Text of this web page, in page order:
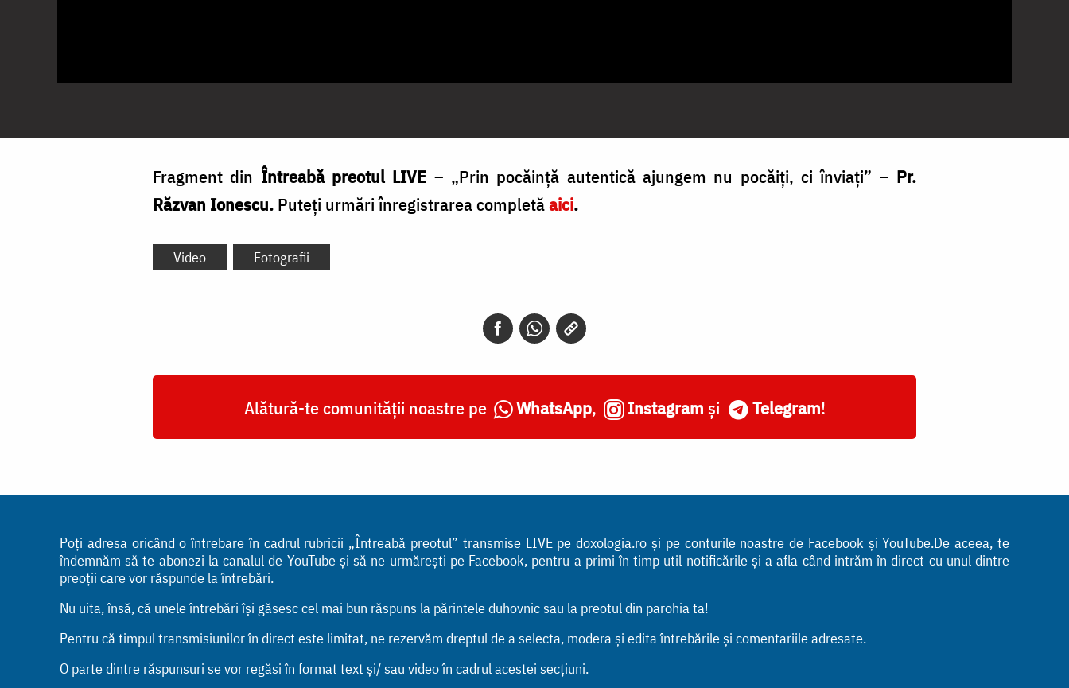
Fragment din Întreabă preotul LIVE – „Prin pocăință autentică ajungem nu pocăiți, ci înviați” – Pr.
Răzvan Ionescu. Puteți urmări înregistrarea completăaici.
Video Fotografii
Alătură-te comunității noastre pe WhatsApp, Instagram și Telegram!
Poți adresa oricând o întrebare în cadrul rubricii „Întreabă preotul” transmise LIVE pe doxologia.ro și pe conturile noastre de Facebook și YouTube.De aceea, te
îndemnăm să te abonezi la canalul de YouTube și să ne urmărești pe Facebook, pentru a primi în timp util notificările și a afla când intrăm în direct cu unul dintre
preoții care vor răspunde la întrebări.
Nu uita, însă, că unele întrebări își găsesc cel mai bun răspuns la părintele duhovnic sau la preotul din parohia ta!
Pentru că timpul transmisiunilor în direct este limitat, ne rezervăm dreptul de a selecta, modera și edita întrebările și comentariile adresate.
O parte dintre răspunsuri se vor regăsi în format text și/ sau video în cadrul acestei secțiuni.